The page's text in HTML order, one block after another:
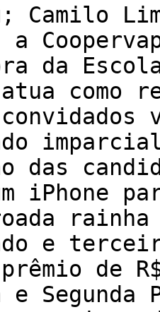
Camilo
a
da
como
das
iPhone
e
prêmio
e